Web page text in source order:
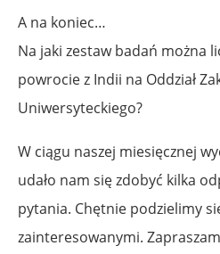
A na koniec…
Na jaki zestaw badań można
powrocie z Indii na Oddział
Uniwersyteckiego?
W ciągu naszej miesięcznej
udało nam się zdobyć kilka
pytania. Chętnie podzielimy
zainteresowanymi.